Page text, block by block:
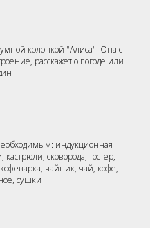
колонкой "Алиса". Она с
расскажет о погоде или
индукционная
сковорода, тостер,
чайник, чай, кофе,
сушки